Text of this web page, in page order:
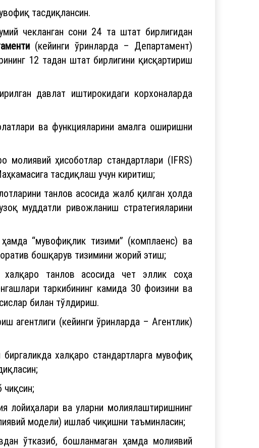
тасдиқлансин.
чекланган сони 24 та штат бирлигидан
(кейинги ўринларда – Департамент)
12 тадан штат бирлигини қисқартириш
давлат иштирокидаги корхоналарда
ва функцияларини амалга оширишни
молиявий ҳисоботлар стандартлари (IFRS)
тасдиқлаш учун киритиш;
танлов асосида жалб қилган ҳолда
муддатли ривожланиш стратегияларини
“мувофиқлик тизими” (комплаенс) ва
бошқарув тизимини жорий этиш;
халқаро танлов асосида чет эллик соҳа
таркибининг камида 30 фоизини ва
билан тўлдириш.
агентлиги (кейинги ўринларда – Агентлик)
халқаро стандартларга мувофиқ
лойиҳалари ва уларни молиялаштиришнинг
модели) ишлаб чиқишни таъминласин;
ўтказиб, бошланмаган ҳамда молиявий